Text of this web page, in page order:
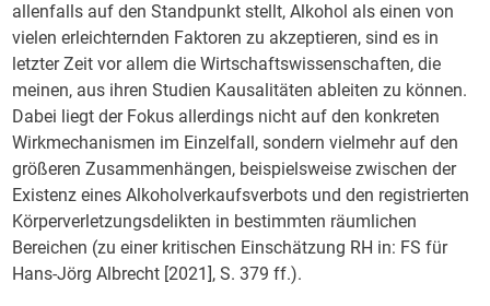
allenfalls auf den Standpunkt stellt, Alkohol als einen von
vielen erleichternden Faktoren zu akzeptieren, sind es in
letzter Zeit vor allem die Wirtschaftswissenschaften, die
meinen, aus ihren Studien Kausalitäten ableiten zu können.
Dabei liegt der Fokus allerdings nicht auf den konkreten
Wirkmechanismen im Einzelfall, sondern vielmehr auf den
größeren Zusammenhängen, beispielsweise zwischen der
Existenz eines Alkoholverkaufsverbots und den registrierten
Körperverletzungsdelikten in bestimmten räumlichen
Bereichen (zu einer kritischen Einschätzung RH in: FS für
Hans-Jörg Albrecht [2021], S. 379 ff.).